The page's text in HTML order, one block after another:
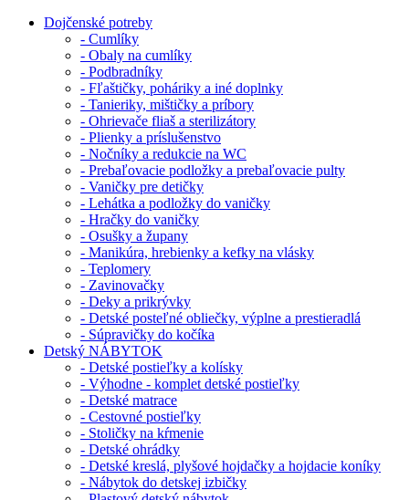
Dojčenské potreby
- Cumlíky
- Obaly na cumlíky
- Podbradníky
- Fľaštičky, poháriky a iné doplnky
- Tanieriky, mištičky a príbory
- Ohrievače fliaš a sterilizátory
- Plienky a príslušenstvo
- Nočníky a redukcie na WC
- Prebaľovacie podložky a prebaľovacie pulty
- Vaničky pre detičky
- Lehátka a podložky do vaničky
- Hračky do vaničky
- Osušky a župany
- Manikúra, hrebienky a kefky na vlásky
- Teplomery
- Zavinovačky
- Deky a prikrývky
- Detské posteľné obliečky, výplne a prestieradlá
- Súpravičky do kočíka
Detský NÁBYTOK
- Detské postieľky a kolísky
- Výhodne - komplet detské postieľky
- Detské matrace
- Cestovné postieľky
- Stoličky na kŕmenie
- Detské ohrádky
- Detské kreslá, plyšové hojdačky a hojdacie koníky
- Nábytok do detskej izbičky